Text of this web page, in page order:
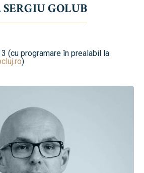
GOLUB
(cu programare în prealabil la
)